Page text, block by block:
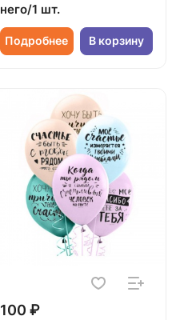
него/1 шт.
Подробнее В корзину
100 ₽